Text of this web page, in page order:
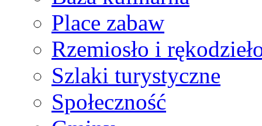
Place zabaw
Rzemiosło i
Szlaki turystyczne
Społeczność